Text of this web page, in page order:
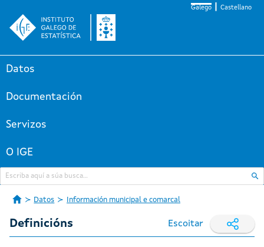
Galego Castellano
Datos
Documentación
Servizos
O IGE
Datos Información municipal e comarcal
Definicións Escoitar